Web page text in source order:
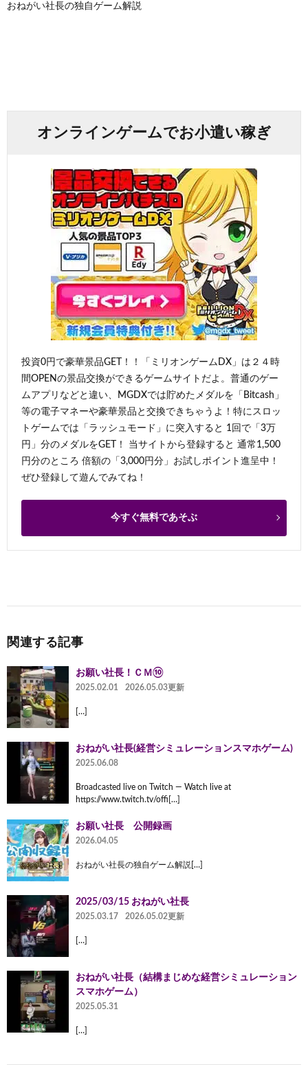
おねがい社長の独自ゲーム解説
オンラインゲームでお小遣い稼ぎ
投資0円で豪華景品GET！！「ミリオンゲームDX」は２４時
間OPENの景品交換ができるゲームサイトだよ。普通のゲー
ムアプリなどと違い、MGDXでは貯めたメダルを「Bitcash」
等の電子マネーや豪華景品と交換できちゃうよ！特にスロッ
トゲームでは「ラッシュモード」に突入すると 1回で「3万
円」分のメダルをGET！ 当サイトから登録すると 通常1,500
円分のところ 倍額の「3,000円分」お試しポイント進呈中！
ぜひ登録して遊んでみてね！
今すぐ無料であそぶ
関連する記事
お願い社長！ＣＭ⑩
2025.02.01 2026.05.03更新
[…]
おねがい社長(経営シミュレーションスマホゲーム)
2025.06.08
Broadcasted live on Twitch — Watch live at
https://www.twitch.tv/offi[…]
お願い社長 公開録画
2026.04.05
おねがい社長の独自ゲーム解説[…]
2025/03/15 おねがい社長
2025.03.17 2026.05.02更新
[…]
おねがい社長（結構まじめな経営シミュレーション
スマホゲーム）
2025.05.31
[…]